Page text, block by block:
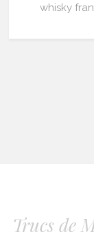
whisky
Trucs de